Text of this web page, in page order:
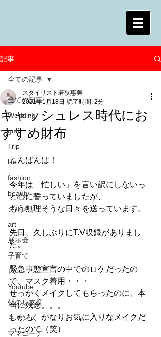
記事
全ての記事
Wedding
golf
Trip
life
fashion
beauty
グルメ
art
展示会
子育て
TV
Youtube
朝の身支度
キャンプ
ママコーデ
全ての記事
キャッシュレス時代にお
すすめ財布
スタイリスト若狭惠美
2021年1月18日 読了時間: 2分
こんばんは！
今年は「忙しい」を言い訳にしないっ
と心に誓っていましたが、
もう無理そうな日々を送っています。
先日、久しぶりにT.V収録がありまし
た。
緊急事態宣言の中でのロケだったの
で、マスク着用・・・
せっかくメイクしてもらったのに、本
当に残念。。。
しかも、かなりお気に入りなメイクだ
ったので（笑）